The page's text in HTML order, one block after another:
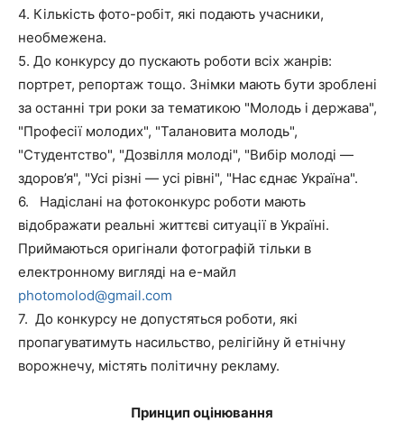
4. Кількість фото-робіт, які подають учасники,
необмежена.
5. До конкурсу до пускають роботи всіх жанрів:
портрет, репортаж тощо. Знімки мають бути зроблені
за останні три роки за тематикою "Молодь і держава",
"Професії молодих", "Талановита молодь",
"Студентство", "Дозвілля молоді", "Вибір молоді —
здоров’я", "Усі різні — усі рівні", "Нас єднає Україна".
6. Надіслані на фотоконкурс роботи мають
відображати реальні життєві ситуації в Україні.
Приймаються оригінали фотографій тільки в
електронному вигляді на е-майл
photomolod@gmail.com
7. До конкурсу не допустяться роботи, які
пропагуватимуть насильство, релігійну й етнічну
ворожнечу, містять політичну рекламу.
Принцип оцінювання